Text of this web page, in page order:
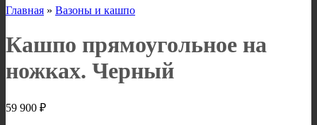
Главная » Вазоны и кашпо
Кашпо прямоугольное на
ножках. Черный
59 900 ₽